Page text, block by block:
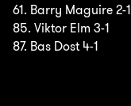
61. Barry Maguire 2-1
85. Viktor Elm 3-1
87. Bas Dost 4-1